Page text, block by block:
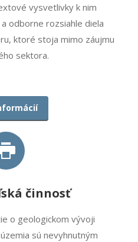
vysvetlivky k nim
odborne rozsiahle diela
ktoré stoja mimo záujmu
sektora.
činnosť
o geologickom vývoji
sú nevyhnutným